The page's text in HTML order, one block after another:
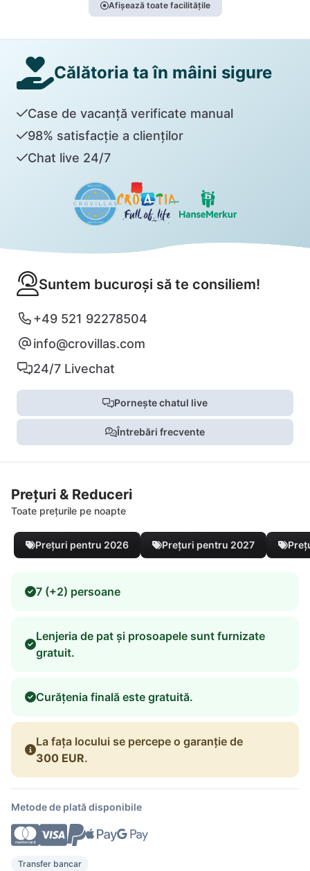
Afișează toate facilitățile
Călătoria ta în mâini sigure
Case de vacanță verificate manual
98% satisfacție a clienților
Chat live 24/7
Suntem bucuroși să te consiliem!
+49 521 92278504
info@crovillas.com
24/7 Livechat
Pornește chatul live
Întrebări frecvente
Prețuri & Reduceri
Toate prețurile pe noapte
Prețuri pentru 2026 Prețuri pentru 2027
7 (+2) persoane
Lenjeria de pat și prosoapele sunt furnizate
gratuit.
Curățenia finală este gratuită.
La fața locului se percepe o garanție de
300 EUR.
Metode de plată disponibile
Transfer bancar